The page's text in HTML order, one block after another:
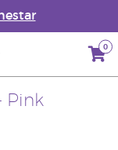
0
Pink